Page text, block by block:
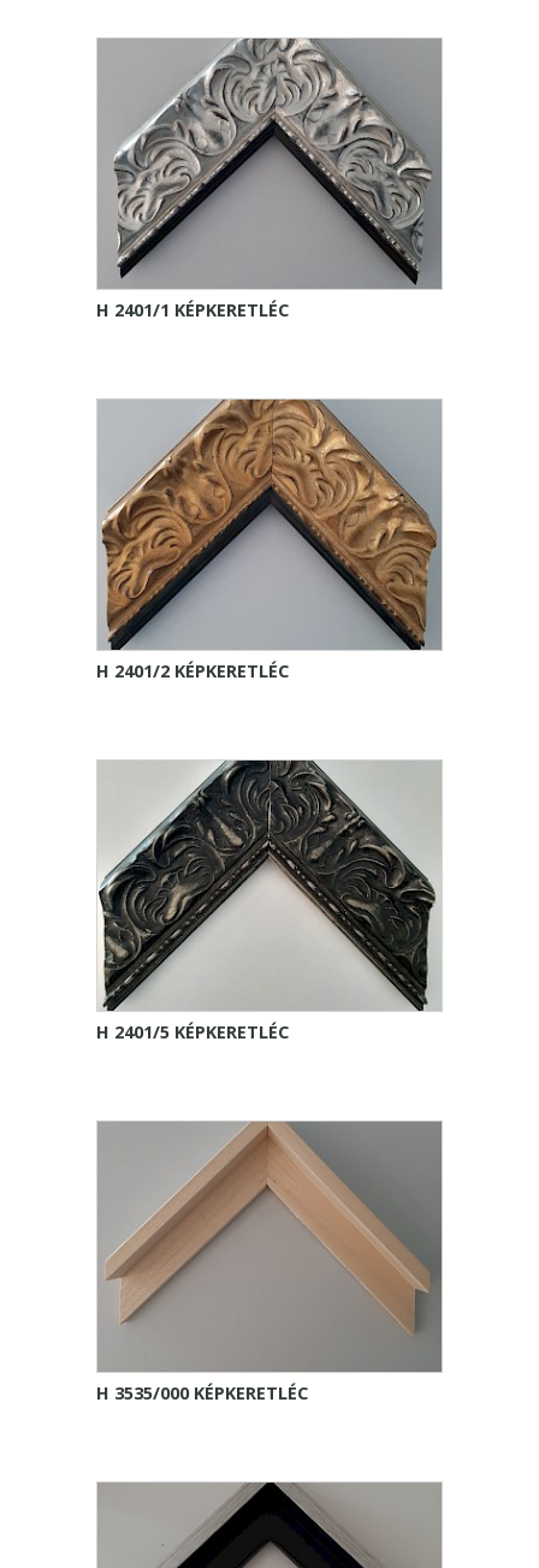
H 2401/1 KÉPKERETLÉC
H 2401/2 KÉPKERETLÉC
H 2401/5 KÉPKERETLÉC
H 3535/000 KÉPKERETLÉC